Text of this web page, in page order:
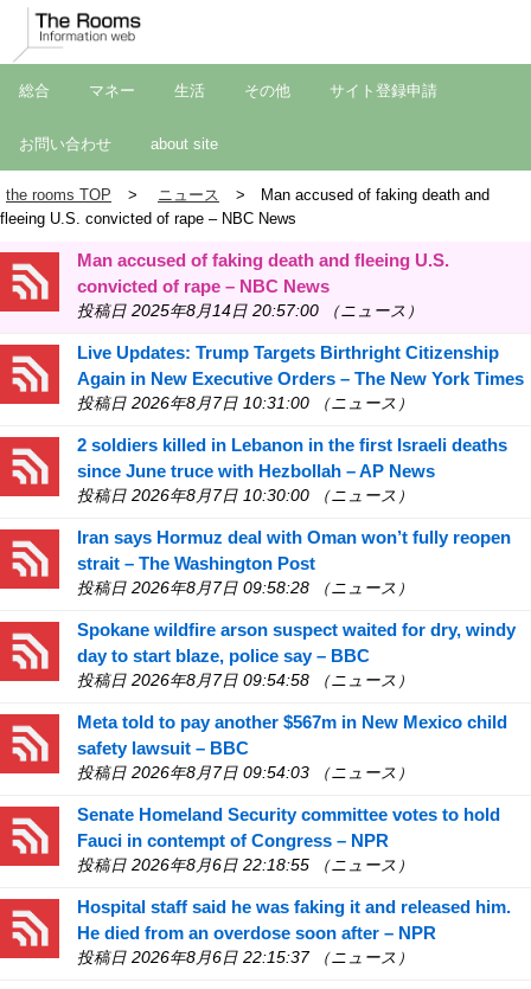
総合 マネー 生活 その他 サイト登録申請
お問い合わせ about site
the rooms TOP ニュース
Man accused of faking death and
fleeing U.S. convicted of rape – NBC News
Man accused of faking death and fleeing U.S.
convicted of rape – NBC News
投稿日 2025年8月14日 20:57:00 （ニュース）
Live Updates: Trump Targets Birthright Citizenship
Again in New Executive Orders – The New York Times
投稿日 2026年8月7日 10:31:00 （ニュース）
2 soldiers killed in Lebanon in the first Israeli deaths
since June truce with Hezbollah – AP News
投稿日 2026年8月7日 10:30:00 （ニュース）
Iran says Hormuz deal with Oman won’t fully reopen
strait – The Washington Post
投稿日 2026年8月7日 09:58:28 （ニュース）
Spokane wildfire arson suspect waited for dry, windy
day to start blaze, police say – BBC
投稿日 2026年8月7日 09:54:58 （ニュース）
Meta told to pay another $567m in New Mexico child
safety lawsuit – BBC
投稿日 2026年8月7日 09:54:03 （ニュース）
Senate Homeland Security committee votes to hold
Fauci in contempt of Congress – NPR
投稿日 2026年8月6日 22:18:55 （ニュース）
Hospital staff said he was faking it and released him.
He died from an overdose soon after – NPR
投稿日 2026年8月6日 22:15:37 （ニュース）